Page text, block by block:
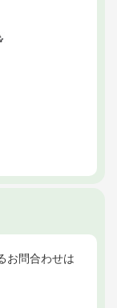
お問合わせは